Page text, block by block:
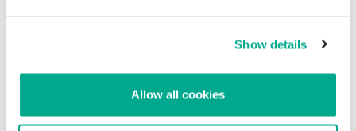
Show details
Allow all cookies